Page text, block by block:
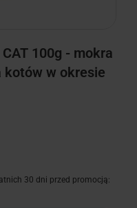
CAT 100g - mokra
kotów w okresie
30 dni przed promocją: